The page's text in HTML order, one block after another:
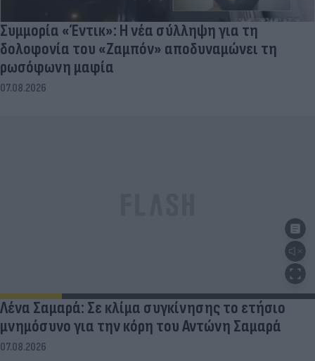
Συμμορία «Έντικ»: Η νέα σύλληψη για τη
δολοφονία του «Ζαμπόν» αποδυναμώνει τη
ρωσόφωνη μαφία
07.08.2026
Λένα Σαμαρά: Σε κλίμα συγκίνησης το ετήσιο
μνημόσυνο για την κόρη του Αντώνη Σαμαρά
07.08.2026